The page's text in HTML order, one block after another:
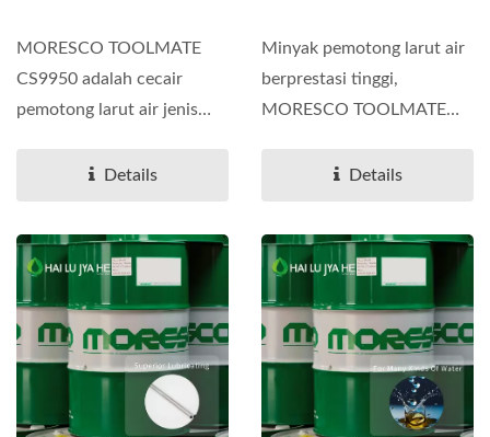
MORESCO TOOLMATE
CS9950 adalah cecair
pemotong larut air jenis
Details
Minyak pemotong larut air
berprestasi tinggi,
MORESCO TOOLMATE
MORESCO...Details